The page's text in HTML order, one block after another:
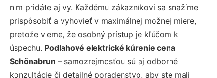
nim pridáte aj vy. Každému zákazníkovi sa snažíme
prispôsobiť a vyhovieť v maximálnej možnej miere,
pretože vieme, že osobný prístup je kľúčom k
úspechu. Podlahové elektrické kúrenie cena
Schönabrun – samozrejmosťou sú aj odborné
konzultácie či detailné poradenstvo, aby ste mali